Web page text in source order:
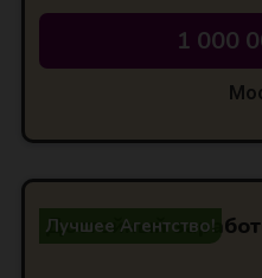
1 000
Лучшее Агентство!
Достойный